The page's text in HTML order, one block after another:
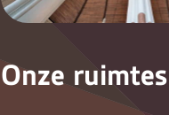
Onze ruimtes